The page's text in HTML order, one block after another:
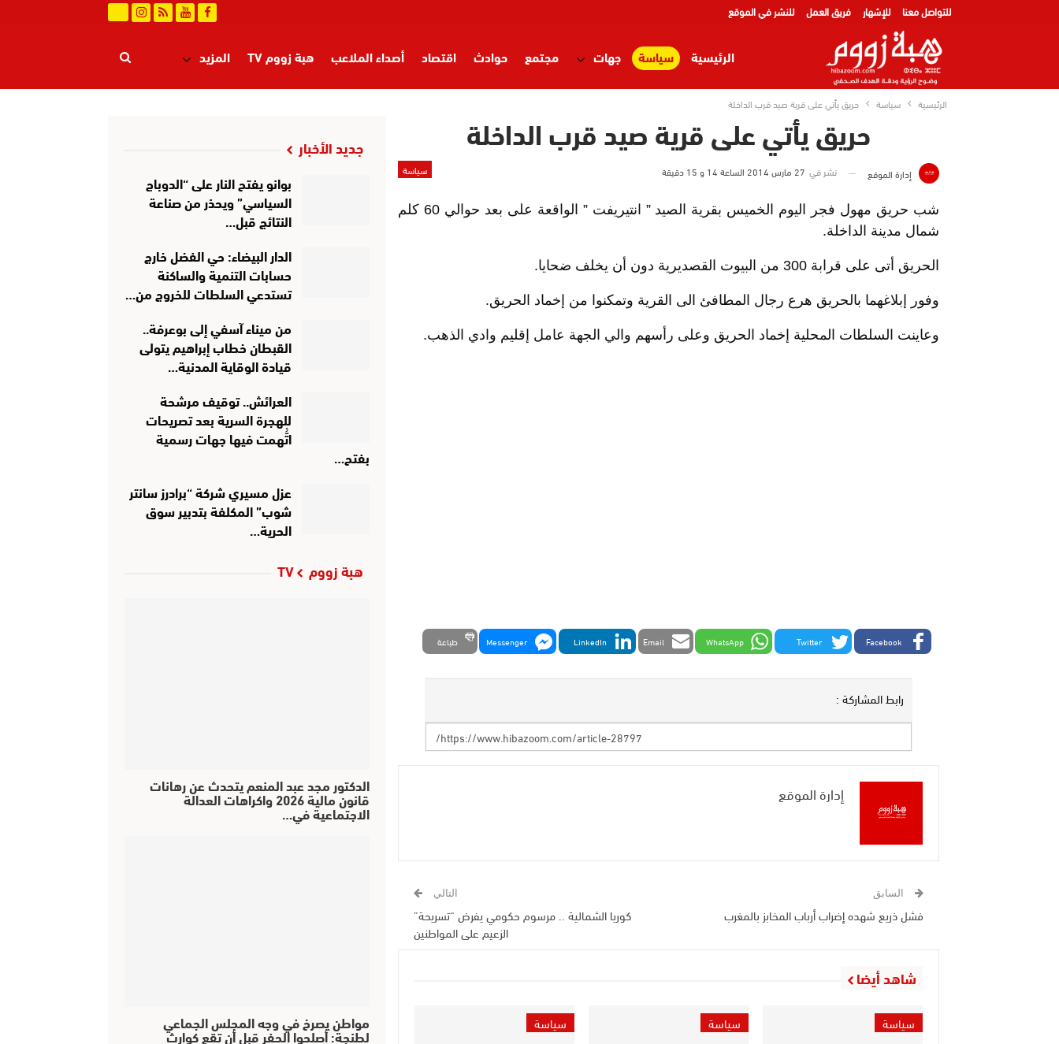
للتواصل معنا للإشهار فريق العمل للنشر في الموقع
الرئيسية سياسة جهات مجتمع حوادث اقتصاد أصداء الملاعب هبة زووم TV المزيد
الرئيسية سياسة حريق يأتي على قرية صيد قرب الداخلة
حريق يأتي على قرية صيد قرب الداخلة
سياسة إدارة الموقع نشر في 27 مارس 2014 الساعة 14 و 15 دقيقة
شب حريق مهول فجر اليوم الخميس بقرية الصيد ” انتيريفت ” الواقعة على بعد حوالي 60 كلم
شمال مدينة الداخلة.
الحريق أتى على قرابة 300 من البيوت القصديرية دون أن يخلف ضحايا.
وفور إبلاغهما بالحريق هرع رجال المطافئ الى القرية وتمكنوا من إخماد الحريق.
وعاينت السلطات المحلية إخماد الحريق وعلى رأسهم والي الجهة عامل إقليم وادي الذهب.
Facebook
Twitter
WhatsApp
Email
LinkedIn
Messenger طباعة
رابط المشاركة :
إدارة الموقع
السابق
فشل ذريع شهده إضراب أرباب المخابز بالمغرب
التالي
كوريا الشمالية .. مرسوم حكومي يفرض “تسريحة”
الزعيم على المواطنين
شاهد أيضا
سياسة سياسة سياسة
جديد الأخبار
بوانو يفتح النار على “الدوباج
السياسي” ويحذر من صناعة
النتائج قبل…
الدار البيضاء: حي الفضل خارج
حسابات التنمية والساكنة
تستدعي السلطات للخروج من…
من ميناء آسفي إلى بوعرفة..
القبطان خطاب إبراهيم يتولى
قيادة الوقاية المدنية…
العرائش.. توقيف مرشحة
للهجرة السرية بعد تصريحات
اتُّهمت فيها جهات رسمية
بفتح…
عزل مسيري شركة “برادرز سانتر
شوب” المكلفة بتدبير سوق
الحرية…
هبة زووم TV
الدكتور مجد عبد المنعم يتحدث عن رهانات
قانون مالية 2026 واكراهات العدالة
الاجتماعية في…
مواطن يصرخ في وجه المجلس الجماعي
لطنجة: أصلحوا الحفر قبل أن تقع كوارث